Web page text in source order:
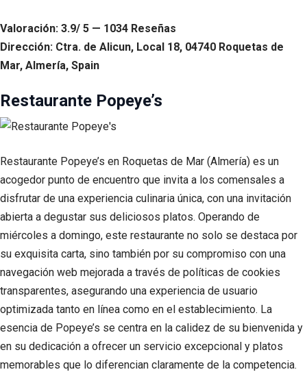
Valoración: 3.9/ 5 — 1034 Reseñas
Dirección: Ctra. de Alicun, Local 18, 04740 Roquetas de
Mar, Almería, Spain
Restaurante Popeye’s
Restaurante Popeye’s en Roquetas de Mar (Almería) es un
acogedor punto de encuentro que invita a los comensales a
disfrutar de una experiencia culinaria única, con una invitación
abierta a degustar sus deliciosos platos. Operando de
miércoles a domingo, este restaurante no solo se destaca por
su exquisita carta, sino también por su compromiso con una
navegación web mejorada a través de políticas de cookies
transparentes, asegurando una experiencia de usuario
optimizada tanto en línea como en el establecimiento. La
esencia de Popeye’s se centra en la calidez de su bienvenida y
en su dedicación a ofrecer un servicio excepcional y platos
memorables que lo diferencian claramente de la competencia.